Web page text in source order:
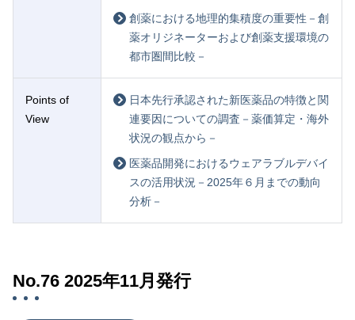
創薬における地理的集積度の重要性－創
薬オリジネーターおよび創薬支援環境の
都市圏間比較－
Points of
View
日本先行承認された新医薬品の特徴と関
連要因についての調査－薬価算定・海外
状況の観点から－
医薬品開発におけるウェアラブルデバイ
スの活用状況－2025年６月までの動向
分析－
No.76 2025年11月発行